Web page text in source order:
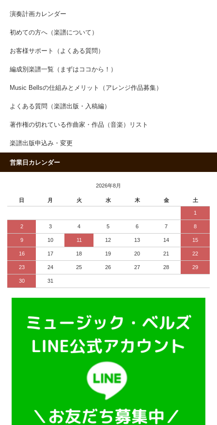
演奏計画カレンダー
初めての方へ（楽譜について）
お客様サポート（よくある質問）
編成別楽譜一覧（まずはココから！）
Music Bellsの仕組みとメリット（アレンジ作品募集）
よくある質問（楽譜出版・入稿編）
著作権の切れている作曲家・作品（音楽）リスト
楽譜出版申込み・変更
営業日カレンダー
2026年8月
日 月 火 水 木 金 土
1
2 3 4 5 6 7 8
9 10 11 12 13 14 15
16 17 18 19 20 21 22
23 24 25 26 27 28 29
30 31